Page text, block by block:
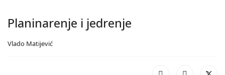
Planinarenje i jedrenje
Vlado Matijević